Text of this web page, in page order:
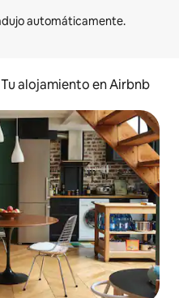
Tu alojamiento en Airbnb